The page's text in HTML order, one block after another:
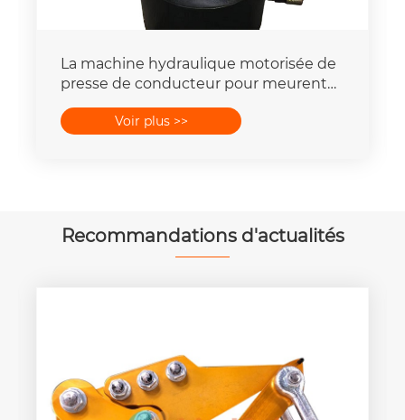
La machine hydraulique motorisée de
presse de conducteur pour meurent
400mm2 de 25T-300T
Voir plus >>
Recommandations d'actualités